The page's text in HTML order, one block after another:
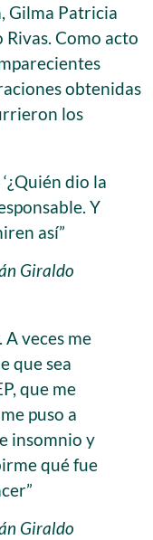
Gilma Patricia
Como acto
obtenidas
los
dio la
Y
así”
Giraldo
veces me
que sea
que me
puso a
insomnio y
qué fue
Giraldo